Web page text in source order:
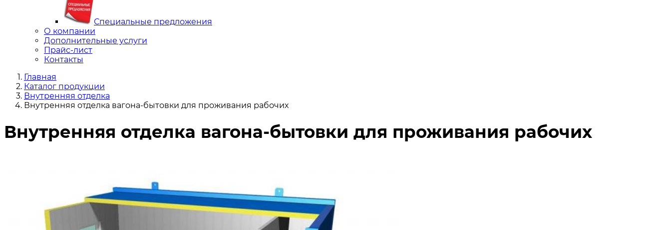
Специальные предложения
О компании
Дополнительные услуги
Прайс-лист
Контакты
Главная
Каталог продукции
Внутренняя отделка
Внутренняя отделка вагона-бытовки для проживания рабочих
Внутренняя отделка вагона-бытовки для проживания рабочих